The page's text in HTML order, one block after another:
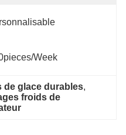
week
de glace durables,
froids de